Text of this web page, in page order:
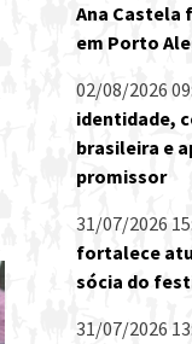
Ana Castela
em Porto
02/08/2026
identidade,
brasileira e
promissor
31/07/2026
fortalece
sócia do
31/07/2026